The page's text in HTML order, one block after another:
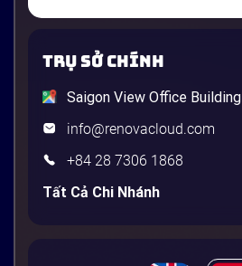
TRỤ SỞ CHÍNH
Saigon View Office Building
info@renovacloud.com
+84 28 7306 1868
Tất Cả Chi Nhánh